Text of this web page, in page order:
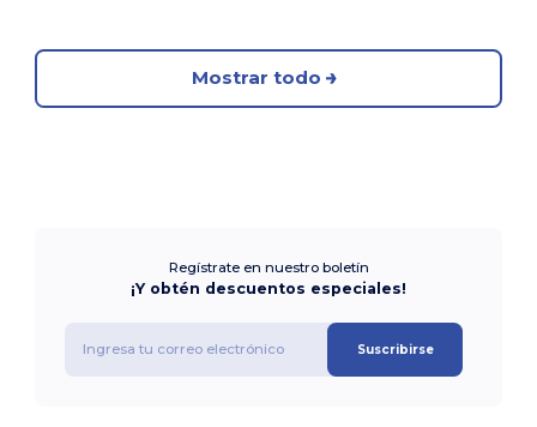
Mostrar todo
Regístrate en nuestro boletín
¡Y obtén descuentos especiales!
Suscribirse